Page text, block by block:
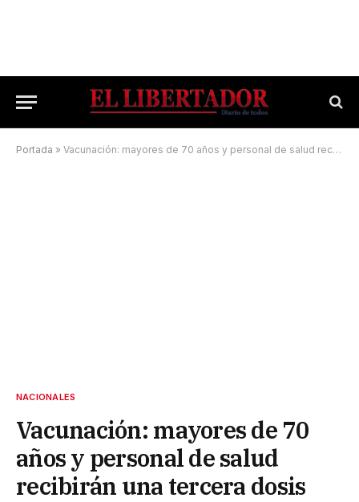
Portada » Vacunación: mayores de 70 años y personal de salud recibirán una tercera dosis
NACIONALES
Vacunación: mayores de 70
años y personal de salud
recibirán una tercera dosis